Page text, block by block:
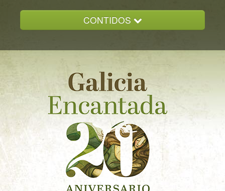
CONTIDOS
GALICIA ENCANTADA
DOCUMENTACION
NOVAS
CONTACTO